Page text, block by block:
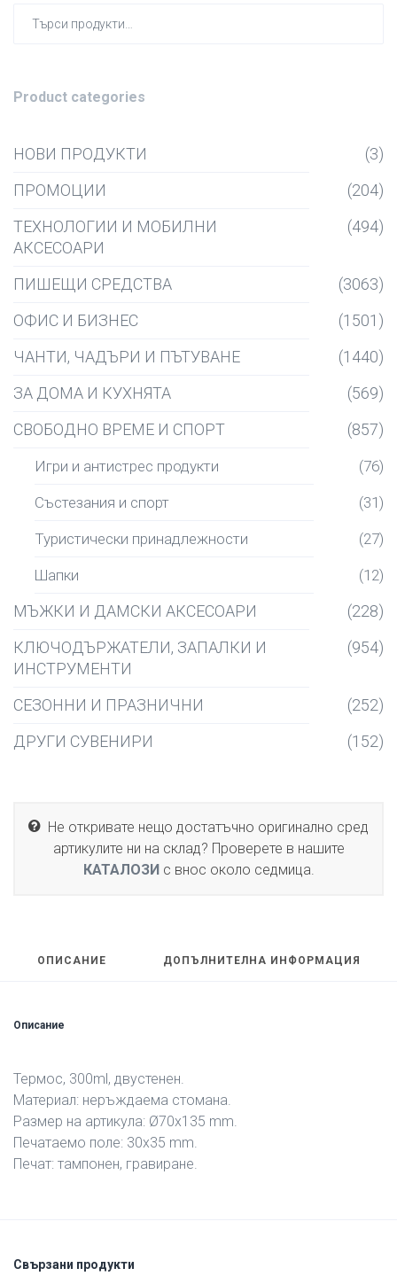
Product categories
НОВИ ПРОДУКТИ
(3)
ПРОМОЦИИ
(204)
ТЕХНОЛОГИИ И МОБИЛНИ
АКСЕСОАРИ
(494)
ПИШЕЩИ СРЕДСТВА
(3063)
ОФИС И БИЗНЕС
(1501)
ЧАНТИ, ЧАДЪРИ И ПЪТУВАНЕ
(1440)
ЗА ДОМА И КУХНЯТА
(569)
СВОБОДНО ВРЕМЕ И СПОРТ
(857)
Игри и антистрес продукти (76)
Състезания и спорт (31)
Туристически принадлежности (27)
Шапки (12)
МЪЖКИ И ДАМСКИ АКСЕСОАРИ
(228)
КЛЮЧОДЪРЖАТЕЛИ, ЗАПАЛКИ И
ИНСТРУМЕНТИ
(954)
СЕЗОННИ И ПРАЗНИЧНИ
(252)
ДРУГИ СУВЕНИРИ
(152)
Не откривате нещо достатъчно оригинално сред
артикулите ни на склад? Проверете в нашите
КАТАЛОЗИс внос около седмица.
ОПИСАНИЕ ДОПЪЛНИТЕЛНА ИНФОРМАЦИЯ
Описание
Термос, 300ml, двустенен.
Материал: неръждаема стомана.
Размер на артикула: Ø70х135 mm.
Печатаемо поле: 30х35 mm.
Печат: тампонен, гравиране.
Свързани продукти